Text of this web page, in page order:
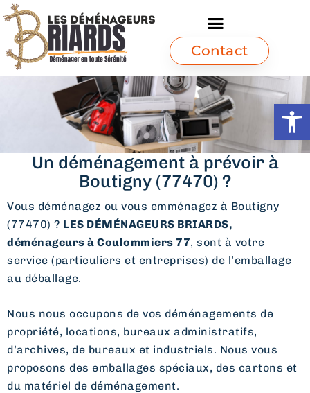
Ouvrir
Contact
Un déménagement à prévoir à
Boutigny (77470) ?
Vous déménagez ou vous emménagez à Boutigny
(77470) ? LES DÉMÉNAGEURS BRIARDS,
déménageurs à Coulommiers 77, sont à votre
service (particuliers et entreprises) de l’emballage
au déballage.
Nous nous occupons de vos déménagements de
propriété, locations, bureaux administratifs,
d’archives, de bureaux et industriels. Nous vous
proposons des emballages spéciaux, des cartons et
du matériel de déménagement.